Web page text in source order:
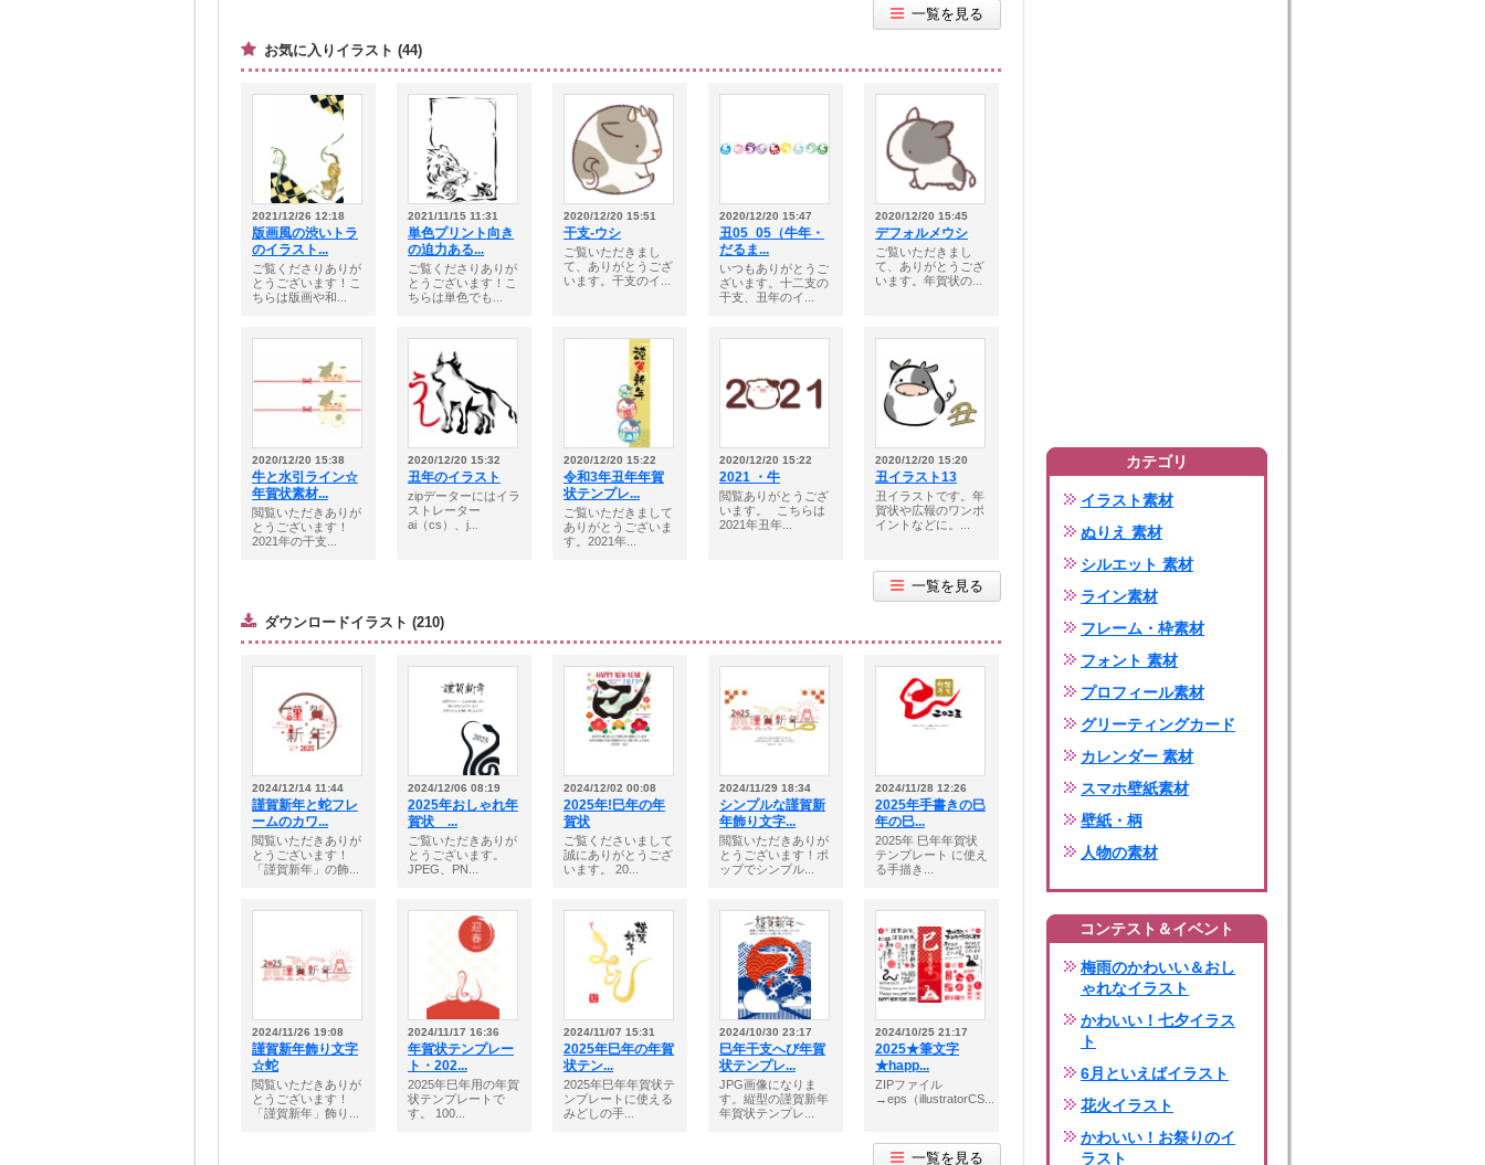
一覧を見る
お気に入りイラスト (44)
2021/12/26 12:18
版画風の渋いトラ
のイラスト...
ご覧くださりありが
とうございます！こ
ちらは版画や和...
2021/11/15 11:31
単色プリント向き
の迫力ある...
ご覧くださりありが
とうございます！こ
ちらは単色でも...
2020/12/20 15:51
干支-ウシ
ご覧いただきまし
て、ありがとうござ
います。干支のイ...
2020/12/20 15:47
丑05_05（牛年・
だるま...
いつもありがとうご
ざいます。十二支の
干支、丑年のイ...
2020/12/20 15:45
デフォルメウシ
ご覧いただきまし
て、ありがとうござ
います。年賀状の...
2020/12/20 15:38
牛と水引ライン☆
年賀状素材...
閲覧いただきありが
とうございます！
2021年の干支...
2020/12/20 15:32
丑年のイラスト
zipデーターにはイラ
ストレーター
ai（cs）、j...
2020/12/20 15:22
令和3年丑年年賀
状テンプレ...
ご覧いただきまして
ありがとうございま
す。2021年...
2020/12/20 15:22
2021 ・牛
閲覧ありがとうござ
います。⠀こちらは
2021年丑年...
2020/12/20 15:20
丑イラスト13
丑イラストです。年
賀状や広報のワンポ
イントなどに。...
一覧を見る
ダウンロードイラスト (210)
2024/12/14 11:44
謹賀新年と蛇フレ
ームのカワ...
閲覧いただきありが
とうございます！
「謹賀新年」の飾...
2024/12/06 08:19
2025年おしゃれ年
賀状 ...
ご覧いただきありが
とうございます。
JPEG、PN...
2024/12/02 00:08
2025年!巳年の年
賀状
ご覧くださいまして
誠にありがとうござ
います。 20...
2024/11/29 18:34
シンプルな謹賀新
年飾り文字...
閲覧いただきありが
とうございます！ポ
ップでシンプル...
2024/11/28 12:26
2025年手書きの巳
年の巳...
2025年 巳年年賀状
テンプレート に使え
る手描き...
2024/11/26 19:08
謹賀新年飾り文字
☆蛇
閲覧いただきありが
とうございます！
「謹賀新年」飾り...
2024/11/17 16:36
年賀状テンプレー
ト・202...
2025年巳年用の年賀
状テンプレートで
す。 100...
2024/11/07 15:31
2025年巳年の年賀
状テン...
2025年巳年年賀状テ
ンプレートに使える
みどしの手...
2024/10/30 23:17
巳年干支へび年賀
状テンプレ...
JPG画像になりま
す。縦型の謹賀新年
年賀状テンプレ...
2024/10/25 21:17
2025★筆文字
★happ...
ZIPファイル
→eps（illustratorCS...
一覧を見る
カテゴリ
イラスト素材
ぬりえ 素材
シルエット 素材
ライン素材
フレーム・枠素材
フォント 素材
プロフィール素材
グリーティングカード
カレンダー 素材
スマホ壁紙素材
壁紙・柄
人物の素材
コンテスト＆イベント
梅雨のかわいい＆おし
ゃれなイラスト
かわいい！七夕イラス
ト
6月といえばイラスト
花火イラスト
かわいい！お祭りのイ
ラスト